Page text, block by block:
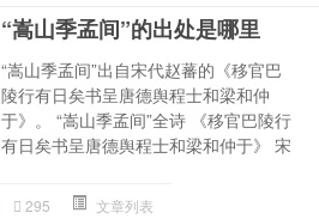
“嵩山季孟间”的出处是哪里
“嵩山季孟间”出自宋代赵蕃的《移官巴
陵行有日矣书呈唐德舆程士和梁和仲
于》。 “嵩山季孟间”全诗 《移官巴陵行
有日矣书呈唐德舆程士和梁和仲于》 宋
295 文章列表